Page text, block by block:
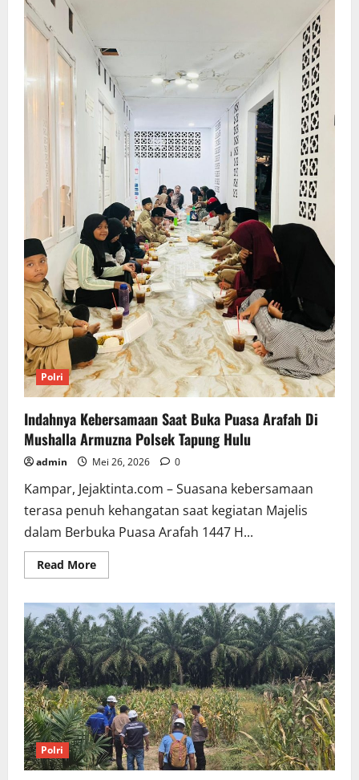
Pipil,
Aktif
Dukung
Ketapang
Polri
Indahnya Kebersamaan Saat Buka Puasa Arafah Di
Mushalla Armuzna Polsek Tapung Hulu
admin Mei 26, 2026 0
Kampar, Jejaktinta.com – Suasana kebersamaan
terasa penuh kehangatan saat kegiatan Majelis
dalam Berbuka Puasa Arafah 1447 H...
Read MoreRead
more
Kebersamaan
Saat
Buka
Puasa
Arafah
Di
Mushalla
Armuzna
Polsek
Tapung
Hulu
Polri